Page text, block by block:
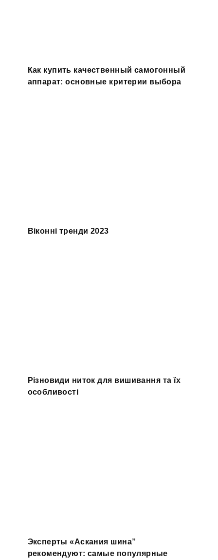
Как купить качественный самогонный
аппарат: основные критерии выбора
Віконні тренди 2023
Різновиди ниток для вишивання та їх
особливості
Эксперты «Аскания шина”
рекомендуют: самые популярные